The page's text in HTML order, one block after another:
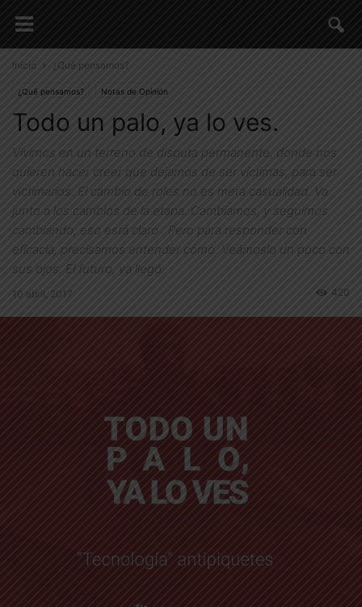
Inicio ¿Qué pensamos?
¿Qué pensamos? Notas de Opinión
Todo un palo, ya lo ves.
Vivimos en un terreno de disputa permanente, donde nos
quieren hacer creer que dejamos de ser víctimas, para ser
victimarios. El cambio de roles no es mera casualidad. Va
junto a los cambios de la etapa. Cambiamos, y seguimos
cambiando, eso está claro . Pero para responder con
eficacia, precisamos entender cómo. Veámoslo un poco con
sus ojos. El futuro, ya llegó.
10 abril, 2017 420